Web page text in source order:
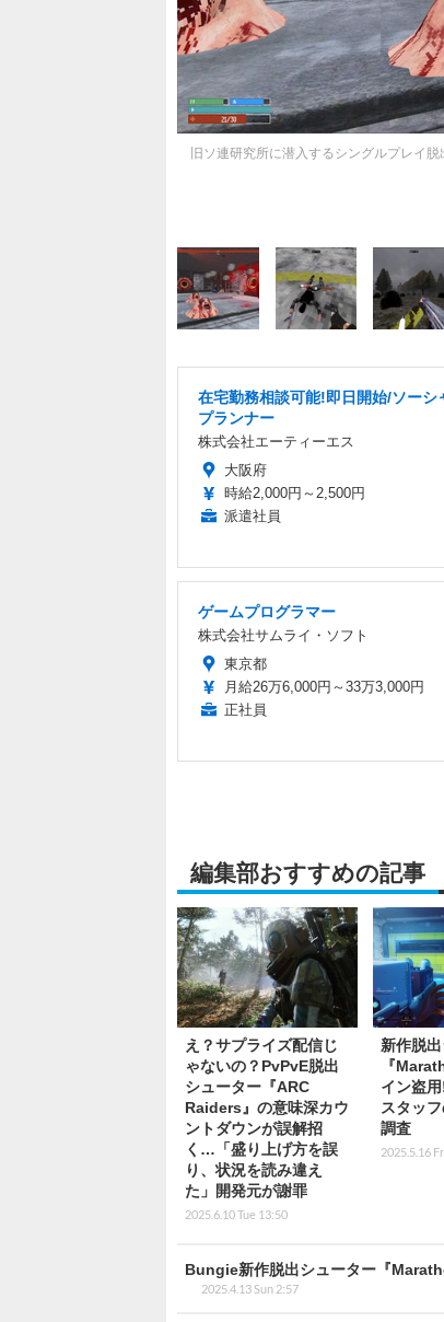
旧ソ連研究所に潜入するシングルプレイ
在宅勤務相談可能!即日開始/ソーシ
プランナー
株式会社エーティーエス
大阪府
時給2,000円～2,500円
派遣社員
ゲームプログラマー
株式会社サムライ・ソフト
東京都
月給26万6,000円～33万3,000円
正社員
編集部おすすめの記事
え？サプライズ配信じ
ゃないの？PvPvE脱出
シューター『ARC
Raiders』の意味深カウ
ントダウンが誤解招
く…「盛り上げ方を誤
り、状況を読み違え
た」開発元が謝罪
2025.6.10 Tue 13:50
新作脱
『
イン盗
スタッ
調査
2025.5.16
Bungie新作脱出シューター『
2025.4.13 Sun 2:57